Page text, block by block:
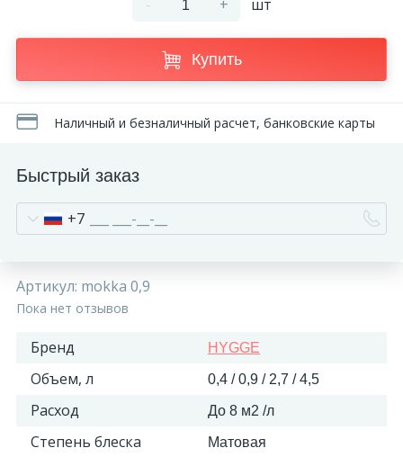
- + шт
Купить
Наличный и безналичный расчет, банковские карты
Быстрый заказ
+7
Артикул: mokka 0,9
Пока нет отзывов
Бренд HYGGE
Объем, л 0,4 / 0,9 / 2,7 / 4,5
Расход До 8 м2 /л
Степень блеска Матовая
Кессоны и купола
18
Консоли
Обрамления зеркал
Орнаменты